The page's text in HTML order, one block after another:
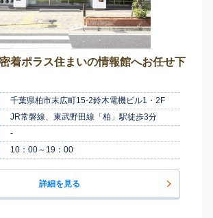
着ポラス住まいの情報館へお任せ下
千葉県柏市末広町15-2鈴木電機ビル1・2F
JR常磐線、東武野田線「柏」駅徒歩3分
-
10：00～19：00
詳細を見る